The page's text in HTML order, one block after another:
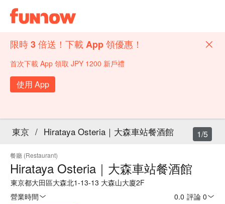
限時 3 倍送！下載 App 領優惠！
首次下載 App 領取 JPY 1200 新戶禮
使用 App
東京 / Hirataya Osteria｜大森車站餐酒館
餐廳 (Restaurant)
Hirataya Osteria｜大森車站餐酒館
東京都大田區大森北1-13-13 大森山大廈2F
營業時間
0.0 評論 0
1/5